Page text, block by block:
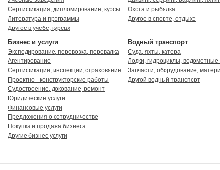
Охота и рыбалка
Другое в спорте, отдыхе
Сертификация, дипломирование, курсы
Литература и программы
Другое в учебе, курсах
Водный транспорт
Суда, яхты, катера
Лодки, гидроциклы, водометные
Запчасти, оборудование,
Другой водный транспорт
Бизнес и услуги
Экспедирование, перевозка, перевалка
Агентирование
Сертификации, инспекции, страхование
Проектно - конструкторские работы
Судостроение, докование, ремонт
Юридические услуги
Финансовые услуги
Предложения о сотрудничестве
Покупка и продажа бизнеса
Другие бизнес услуги